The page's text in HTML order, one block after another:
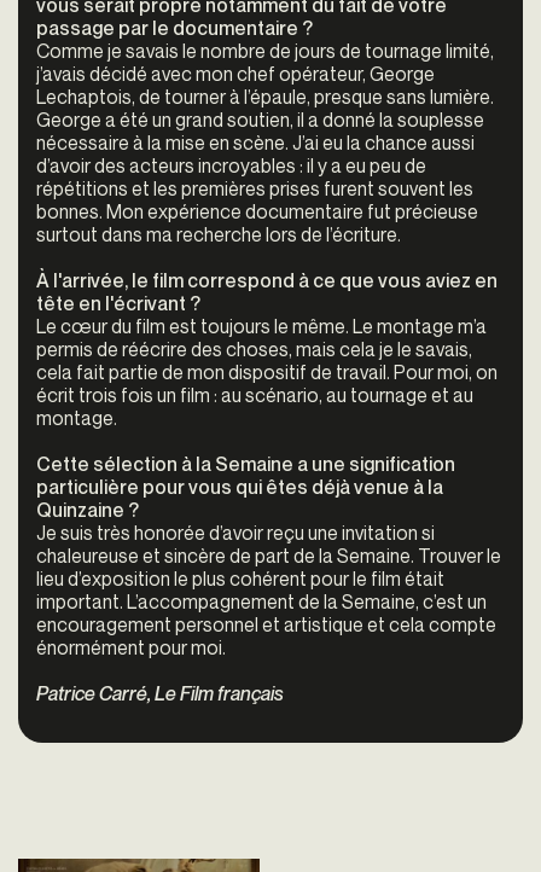
vous serait propre notamment du fait de votre
passage par le documentaire ?
Comme je savais le nombre de jours de tournage limité,
j’avais décidé avec mon chef opérateur, George
Lechaptois, de tourner à l’épaule, presque sans lumière.
George a été un grand soutien, il a donné la souplesse
nécessaire à la mise en scène. J’ai eu la chance aussi
d’avoir des acteurs incroyables : il y a eu peu de
répétitions et les premières prises furent souvent les
bonnes. Mon expérience documentaire fut précieuse
surtout dans ma recherche lors de l’écriture.
À l'arrivée, le film correspond à ce que vous aviez en
tête en l'écrivant ?
Le cœur du film est toujours le même. Le montage m’a
permis de réécrire des choses, mais cela je le savais,
cela fait partie de mon dispositif de travail. Pour moi, on
écrit trois fois un film : au scénario, au tournage et au
montage.
Cette sélection à la Semaine a une signification
particulière pour vous qui êtes déjà venue à la
Quinzaine ?
Je suis très honorée d’avoir reçu une invitation si
chaleureuse et sincère de part de la Semaine. Trouver le
lieu d’exposition le plus cohérent pour le film était
important. L’accompagnement de la Semaine, c’est un
encouragement personnel et artistique et cela compte
énormément pour moi.
Patrice Carré, Le Film français